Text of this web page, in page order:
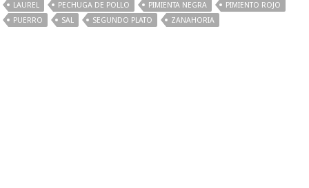
LAUREL
PECHUGA DE POLLO PIMIENTA NEGRA
PIMIENTO ROJO
PUERRO
SAL SEGUNDO PLATO ZANAHORIA